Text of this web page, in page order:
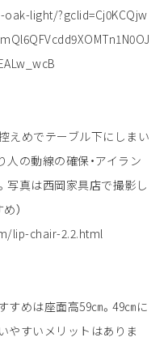
light/?gclid=Cj0KCQjw
えめでテーブル下にしまい
の動線の確保・アイラン
写真は西岡家具店で撮影し
）
lip-chair-2.2.html
すめは座面高59㎝。49㎝に
やすいメリットはありま